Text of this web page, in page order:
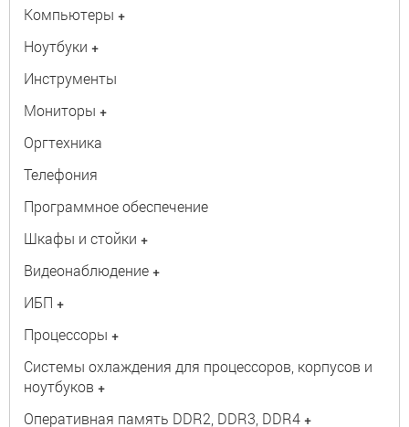
Компьютеры +
Ноутбуки +
Инструменты
Мониторы +
Оргтехника
Телефония
Программное обеспечение
Шкафы и стойки +
Видеонаблюдение +
ИБП +
Процессоры +
Системы охлаждения для процессоров, корпусов и
ноутбуков +
Оперативная память DDR2, DDR3, DDR4 +